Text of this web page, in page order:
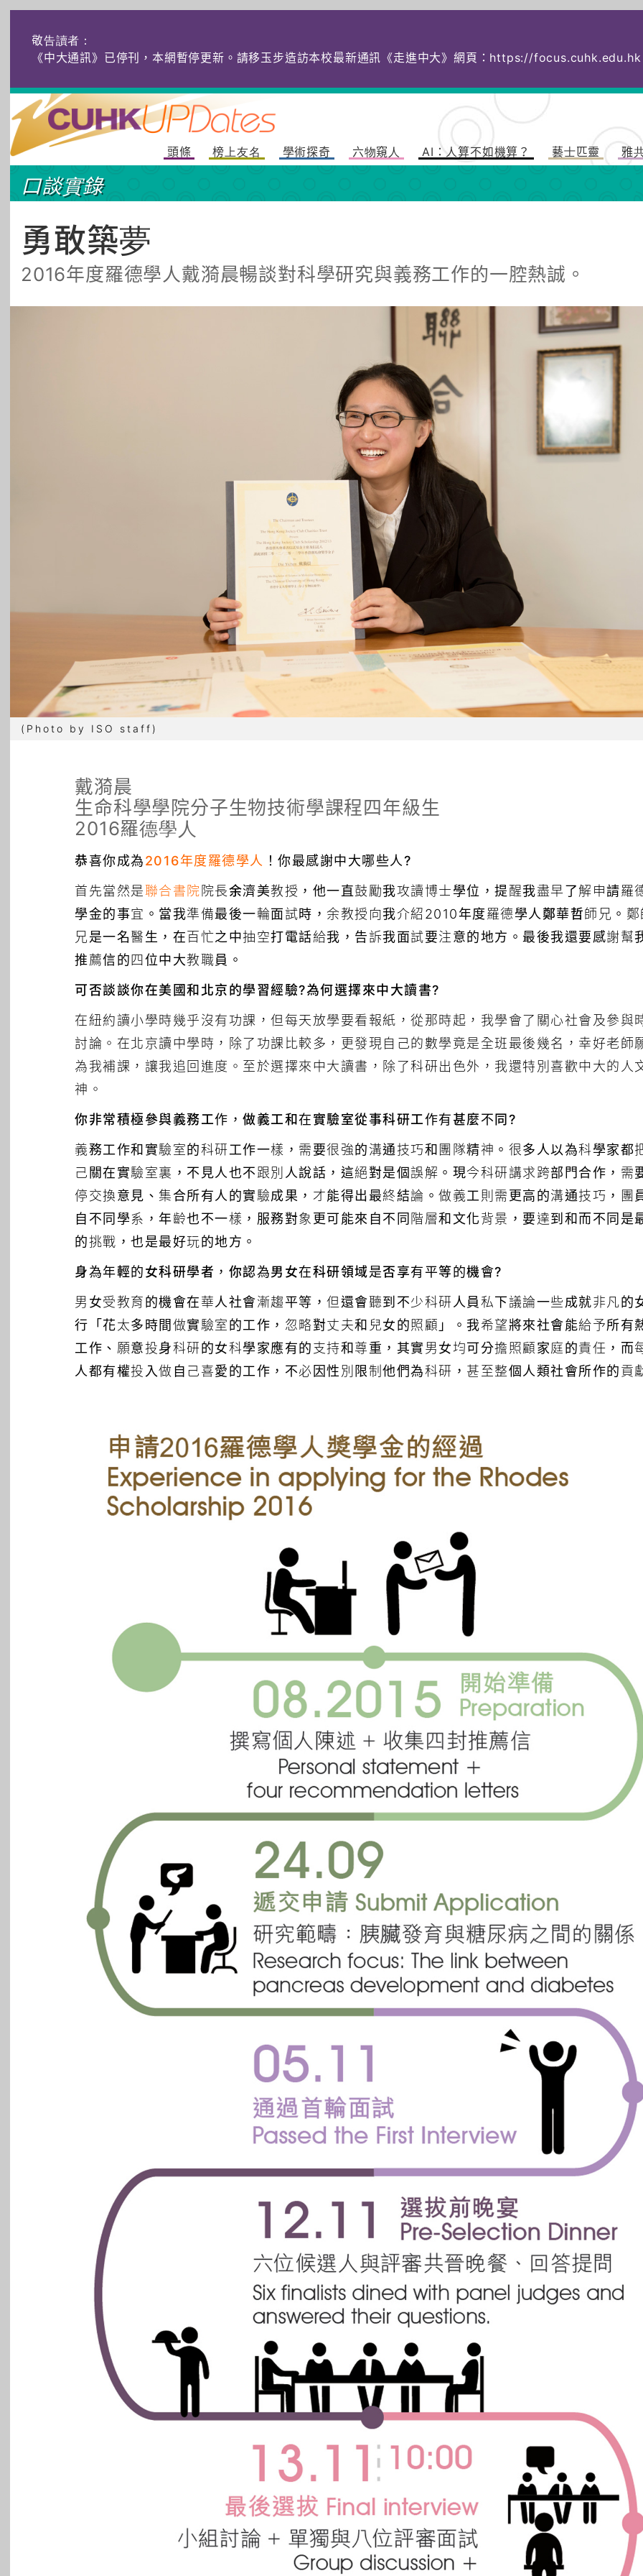
敬告讀者：
《中大通訊》已停刊，本網暫停更新。請移玉步造訪本校最新通訊《走進中大》網頁： https://focus.cuhk.edu.hk
頭條 榜上友名 學術探奇 六物窺人 AI：人算不如機算？ 藝士匹靈 雅
口談實錄
勇敢築夢
2016年度羅德學人戴漪晨暢談對科學研究與義務工作的一腔熱誠。
(Photo by ISO staff)
戴漪晨
生命科學學院分子生物技術學課程四年級生
2016羅德學人
恭喜你成為2016年度羅德學人 ！你最感謝中大哪些人?
首先當然是聯合書院院長余濟美教授，他一直鼓勵我攻讀博士學位，提醒我盡早了解申請羅
學金的事宜。當我準備最後一輪面試時，余教授向我介紹2010年度羅德學人鄭華哲師兄。鄭
兄是一名醫生，在百忙之中抽空打電話給我，告訴我面試要注意的地方。最後我還要感謝幫
推薦信的四位中大教職員。
可否談談你在美國和北京的學習經驗?為何選擇來中大讀書?
在紐約讀小學時幾乎沒有功課，但每天放學要看報紙，從那時起，我學會了關心社會及參與
討論。在北京讀中學時，除了功課比較多，更發現自己的數學竟是全班最後幾名，幸好老師
為我補課，讓我追回進度。至於選擇來中大讀書，除了科研出色外，我還特別喜歡中大的人
神。
你非常積極參與義務工作，做義工和在實驗室從事科研工作有甚麼不同?
義務工作和實驗室的科研工作一樣，需要很強的溝通技巧和團隊精神。很多人以為科學家都
己關在實驗室裏，不見人也不跟別人說話，這絕對是個誤解。現今科研講求跨部門合作，需
停交換意見、集合所有人的實驗成果，才能得出最終結論。做義工則需更高的溝通技巧，團
自不同學系，年齡也不一樣，服務對象更可能來自不同階層和文化背景，要達到和而不同是
的挑戰，也是最好玩的地方。
身為年輕的女科研學者，你認為男女在科研領域是否享有平等的機會?
男女受教育的機會在華人社會漸趨平等，但還會聽到不少科研人員私下議論一些成就非凡的
行「花太多時間做實驗室的工作，忽略對丈夫和兒女的照顧」。我希望將來社會能給予所有
工作、願意投身科研的女科學家應有的支持和尊重，其實男女均可分擔照顧家庭的責任，而
人都有權投入做自己喜愛的工作，不必因性別限制他們為科研，甚至整個人類社會所作的貢